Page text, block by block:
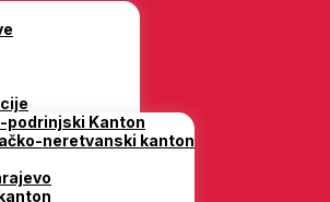
podrinjski Kanton
neretvanski kanton